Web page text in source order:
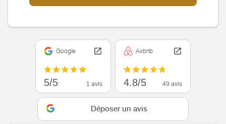
Google
5/5 1 avis
Airbnb
4.8/5 49 avis
Déposer un avis